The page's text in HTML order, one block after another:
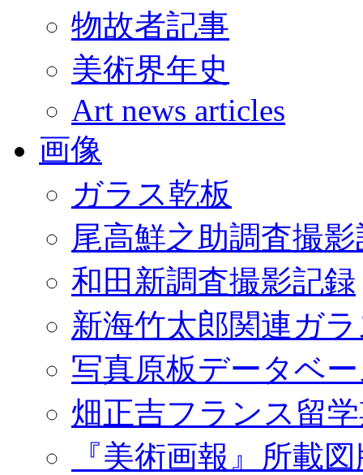
物故者記事
美術界年史
Art news articles
画像
ガラス乾板
尾高鮮之助調査撮
和田新調査撮影記録
新海竹太郎関連ガ
写真原板データベ
畑正吉フランス留
『美術画報』所載